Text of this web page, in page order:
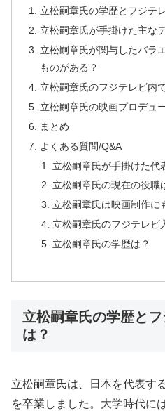
立松嗣章氏の学歴とフジテ
立松嗣章氏が手掛けた主な
立松嗣章氏が関与したバラ
ものがある？
立松嗣章氏のフジテレビ内
立松嗣章氏の映画プロデュ
まとめ
よくある質問/Q&A
立松嗣章氏が手掛けた代
立松嗣章氏の現在の役職
立松嗣章氏は映画制作に
立松嗣章氏のフジテレビ
立松嗣章氏の学歴は？
立松嗣章氏の学歴と
は？
立松嗣章氏は、日本を代表す
を卒業しました。大学時代に